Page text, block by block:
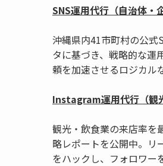
SNS運用代行（自治体・
沖縄県内41市町村の公式
タに基づき、戦略的な運
頼を加速させるロジカル
Instagram運用代行（観
観光・飲食業の来店率を
略レポートを公開中。リ
をハックし、フォロワー